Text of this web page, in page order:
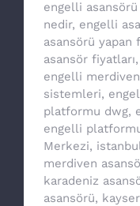
engelli
nedir, engelli
asansörü yapan
asansör fiyatları,
engelli
sistemleri,
platformu dwg,
engelli
Merkezi,
merdiven
karadeniz
asansörü,